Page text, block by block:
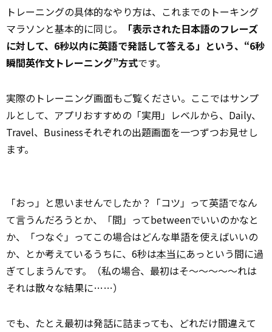
トレーニングの具体的なやり方は、これまでのトーキング
マラソンと基本的に同じ。
「表示された日本語のフレーズ
に対して、6秒以内に英語で発話して答える」という、“6秒
瞬間英作文トレーニング”方式です。
実際のトレーニング画面もご覧ください。ここではサンプ
ルとして、アプリおすすめの「実用」レベルから、Daily、
Travel、Businessそれぞれの出題画面を一つずつお見せし
ます。
「おっ」と思いませんでしたか？「コツ」って英語でなん
て言うんだろうとか、「間」ってbetweenでいいのかなと
か、「つなぐ」ってこの場合はどんな単語を使えばいいの
か、とか考えているうちに、6秒は本当にあっという間に過
ぎてしまうんです。（私の場合、最初はそ～～～～～れは
それは散々な結果に……）
でも、たとえ最初は発話に詰まっても、どれだけ間違えて